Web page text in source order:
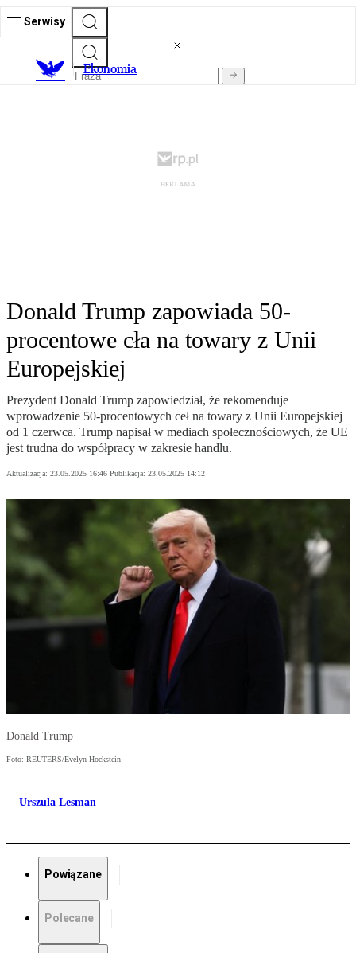
Serwisy
Ekonomia
Donald Trump zapowiada 50-
procentowe cła na towary z Unii
Europejskiej
Prezydent Donald Trump zapowiedział, że rekomenduje
wprowadzenie 50-procentowych ceł na towary z Unii Europejskiej
od 1 czerwca. Trump napisał w mediach społecznościowych, że UE
jest trudna do współpracy w zakresie handlu.
Aktualizacja: 23.05.2025 16:46 Publikacja: 23.05.2025 14:12
Donald Trump
Foto: REUTERS/Evelyn Hockstein
Urszula Lesman
Powiązane
Polecane